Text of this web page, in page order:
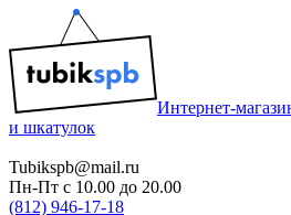
Интернет-
и шкатулок
Tubikspb@mail.ru
Пн-Пт с 10.00 до 20.00
(812) 946-17-18